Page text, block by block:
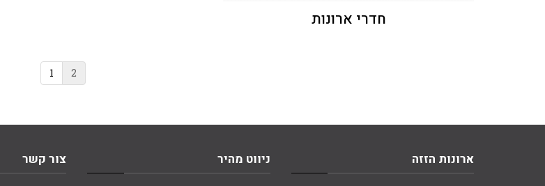
חדרי ארונות
1 2
ארונות הזזה ניווט מהיר צור קשר